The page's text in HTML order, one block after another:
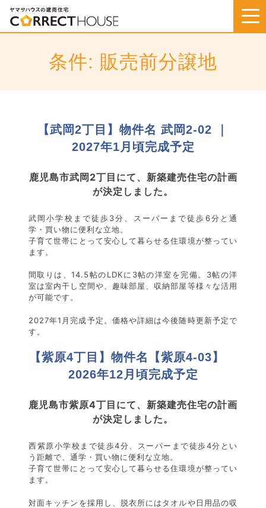
Skip
content
条件: 販売前分譲地
【武岡2丁目】物件名 武岡2-02 ｜
2027年1月頃完成予定
鹿児島市武岡2丁目にて、新築建売住宅の計画
が決定しました。
武岡小学校まで徒歩3分、スーパーまで徒歩6分と通
学・買い物に便利な立地。
子育て世帯にとって安心して暮らせる住環境が整ってい
ます。
間取りは、14.5帖のLDKに3帖の洋室を完備。3帖の洋
室は室内干し空間や、趣味部屋、収納部屋等様々な活用
が可能です。
2027年1月完成予定。価格や詳細は今後随時更新予定で
す。
【紫原4丁目】物件名【紫原4-03】
2026年12月頃完成予定
鹿児島市紫原4丁目にて、新築建売住宅の計画
が決定しました。
西紫原小学校まで徒歩4分、スーパーまで徒歩4分とい
う距離で、通学・買い物に便利な立地。
子育て世帯にとって安心して暮らせる住環境が整ってい
ます。
対面キッチンを採用し、脱衣所にはタオルや日用品の収